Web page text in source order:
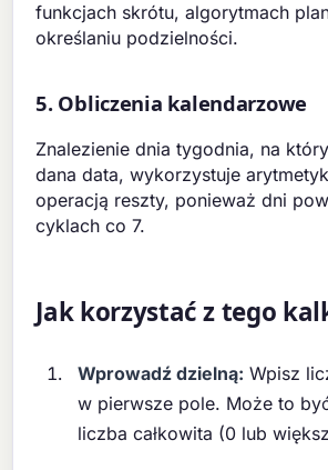
funkcjach skrótu, algorytmach
określaniu podzielności.
5. Obliczenia kalendarzowe
Znalezienie dnia tygodnia, na
dana data, wykorzystuje
operacją reszty, ponieważ dni
cyklach co 7.
Jak korzystać z tego
Wprowadź dzielną: Wpisz
w pierwsze pole. Może to
liczba całkowita (0 lub